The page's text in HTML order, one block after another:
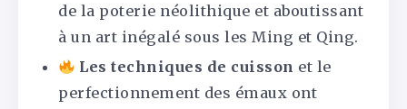
de la poterie néolithique et aboutissant
à un art inégalé sous les Ming et Qing.
Les techniques de cuisson et le
perfectionnement des émaux ont